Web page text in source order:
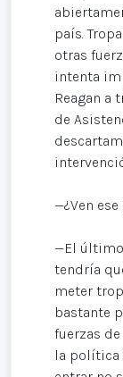
país.
otras
intenta
Reagan a
de
—¿Ven
—El último
tendría
meter
bastante
fuerzas
la política